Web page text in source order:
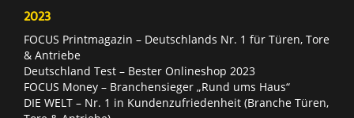
2023
FOCUS Printmagazin – Deutschlands Nr. 1 für Türen, Tore
& Antriebe
Deutschland Test – Bester Onlineshop 2023
FOCUS Money – Branchensieger „Rund ums Haus“
DIE WELT – Nr. 1 in Kundenzufriedenheit (Branche Türen,